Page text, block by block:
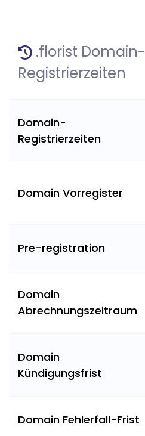
.florist Domain-
Registrierzeiten
Domain-
Registrierzeiten
Domain Vorregister
Pre-registration
Domain
Abrechnungszeitraum
Domain
Kündigungsfrist
Domain Fehlerfall-Frist